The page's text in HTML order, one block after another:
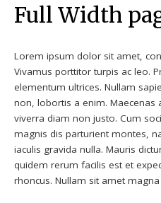
Full Width
Lorem ipsum dolor sit amet,
Vivamus porttitor turpis ac leo.
elementum ultrices. Nullam
non, lobortis a enim. Maecenas
viverra diam non justo. Cum
magnis dis parturient montes,
iaculis gravida nulla. Mauris
quidem rerum facilis est et
rhoncus. Nullam sit amet